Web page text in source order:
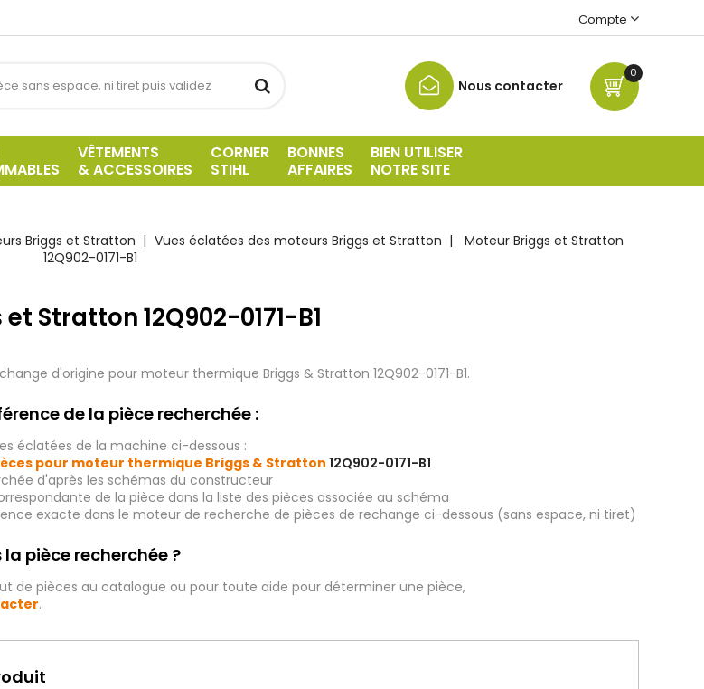
Compte
0
Nous contacter
VÊTEMENTS
& ACCESSOIRES
CORNER
STIHL
BONNES
AFFAIRES
BIEN UTILISER
NOTRE SITE
Briggs et Stratton Vues éclatées des moteurs Briggs et Stratton
Moteur Briggs et Stratton
12Q902-0171-B1
Stratton 12Q902-0171-B1
d'origine pour moteur thermique Briggs & Stratton 12Q902-0171-B1.
de la pièce recherchée :
éclatées de la machine ci-dessous :
pour moteur thermique Briggs & Stratton12Q902-0171-B1
d'après les schémas du constructeur
de la pièce dans la liste des pièces associée au schéma
exacte dans le moteur de recherche de pièces de rechange ci-dessous (sans espace, ni tiret)
pièce recherchée ?
de pièces au catalogue ou pour toute aide pour déterminer une pièce,
.